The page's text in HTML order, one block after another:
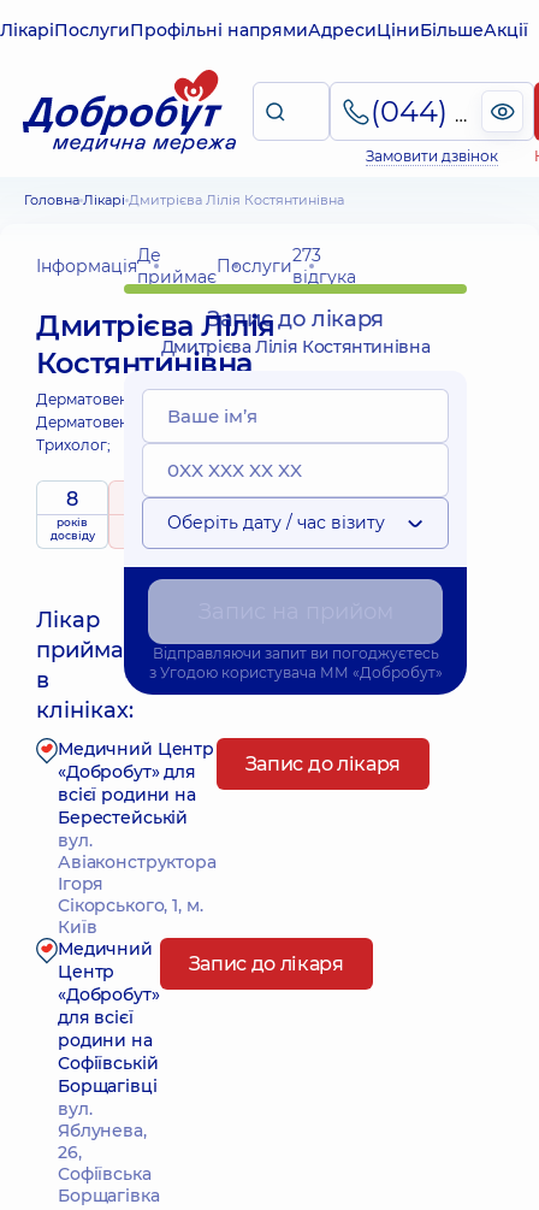
ЛікаріПослугиПрофільні напрямиАдресиЦіниБільшеАкції
(044) 495-2-888
Замовити дзвінок
Головна Лікарі Дмитрієва Лілія Костянтинівна
ІнформаціяДе
приймаєПослуги273
відгука
Дмитрієва Лілія
Костянтинівна
Дерматовенеролог;
Дерматовенеролог дитячий;
Трихолог;
8
років
досвіду
5 / 5
рейтингна підставі
273 відгука
приймає
Лікар
приймає
в
клініках:
Найближчий час прийому: 08.08.2026 9:00
Медичний Центр
«Добробут» для
всієї родини на
Берестейській
вул.
Авіаконструктора
Ігоря
Сікорського, 1, м.
Київ
Запис до лікаря
Медичний
Центр
«Добробут»
для всієї
родини на
Софіївській
Борщагівці
вул.
Яблунева,
26,
Софіївська
Борщагівка
Запис до лікаря
Запис до лікаря
Дмитрієва Лілія Костянтинівна
Оберіть дату / час візиту
Відправляючи запит ви погоджуєтесь
з Угодою користувача ММ «Добробут»